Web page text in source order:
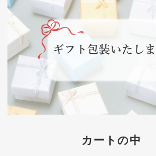
カートの中